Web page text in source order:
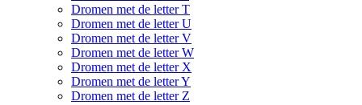
Dromen met de letter T
Dromen met de letter U
Dromen met de letter V
Dromen met de letter W
Dromen met de letter X
Dromen met de letter Y
Dromen met de letter Z